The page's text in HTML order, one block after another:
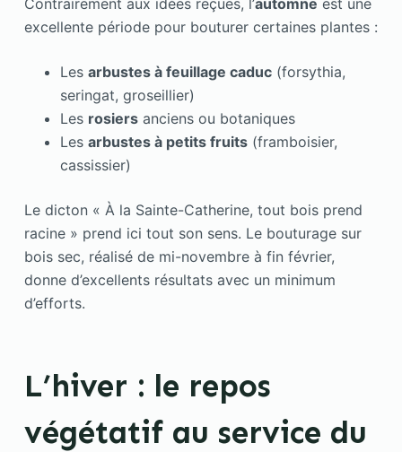
Contrairement aux idées reçues, l’automne est une
excellente période pour bouturer certaines plantes :
Les arbustes à feuillage caduc(forsythia,
seringat, groseillier)
Les rosiersanciens ou botaniques
Les arbustes à petits fruits(framboisier,
cassissier)
Le dicton « À la Sainte-Catherine, tout bois prend
racine » prend ici tout son sens. Le bouturage sur
bois sec, réalisé de mi-novembre à fin février,
donne d’excellents résultats avec un minimum
d’efforts.
L’hiver : le repos
végétatif au service du